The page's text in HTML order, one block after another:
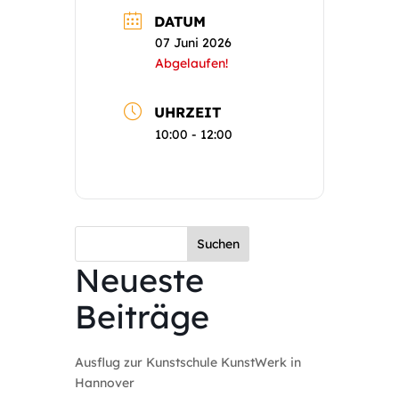
DATUM
07 Juni 2026
Abgelaufen!
UHRZEIT
10:00 - 12:00
Suchen
Neueste
Beiträge
Ausflug zur Kunstschule KunstWerk in
Hannover